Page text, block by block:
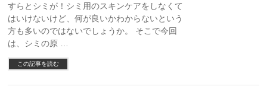
すらとシミが！シミ用のスキンケアをしなくて
はいけないけど、何が良いかわからないという
方も多いのではないでしょうか。 そこで今回
は、シミの原 …
この記事を読む